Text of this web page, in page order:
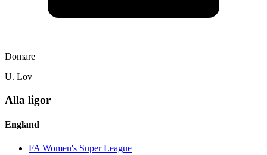
Domare
U. Lov
Alla ligor
England
FA Women's Super League